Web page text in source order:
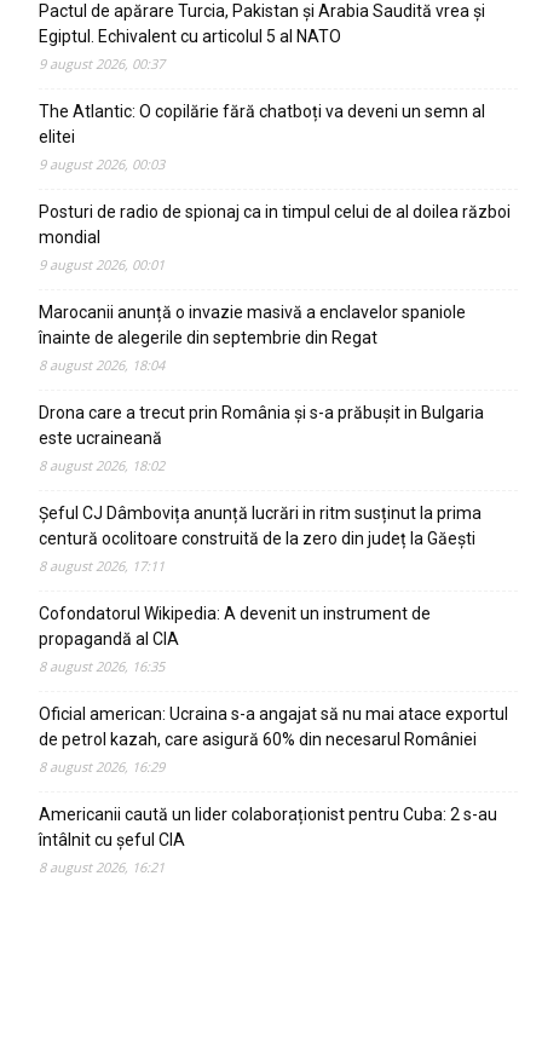
Pactul de apărare Turcia, Pakistan și Arabia Saudită vrea și
Egiptul. Echivalent cu articolul 5 al NATO
9 august 2026, 00:37
The Atlantic: O copilărie fără chatboți va deveni un semn al
elitei
9 august 2026, 00:03
Posturi de radio de spionaj ca in timpul celui de al doilea război
mondial
9 august 2026, 00:01
Marocanii anunță o invazie masivă a enclavelor spaniole
înainte de alegerile din septembrie din Regat
8 august 2026, 18:04
Drona care a trecut prin România și s-a prăbușit in Bulgaria
este ucraineană
8 august 2026, 18:02
Șeful CJ Dâmbovița anunță lucrări in ritm susținut la prima
centură ocolitoare construită de la zero din județ la Găești
8 august 2026, 17:11
Cofondatorul Wikipedia: A devenit un instrument de
propagandă al CIA
8 august 2026, 16:35
Oficial american: Ucraina s-a angajat să nu mai atace exportul
de petrol kazah, care asigură 60% din necesarul României
8 august 2026, 16:29
Americanii caută un lider colaboraționist pentru Cuba: 2 s-au
întâlnit cu șeful CIA
8 august 2026, 16:21